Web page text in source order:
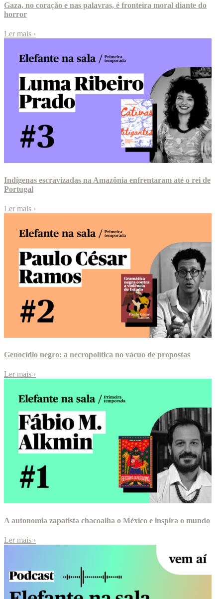
Gaza, no coração e nas palavras, é fronteira moral diante do
horror
Ler mais ›
Indígenas escravizadas na Amazônia enfrentaram até o rei de
Portugal
Ler mais ›
Genocídio negro: a necropolítica no vácuo de propostas
Ler mais ›
A autonomia zapatista chacoalha o México e inspira o mundo
Ler mais ›